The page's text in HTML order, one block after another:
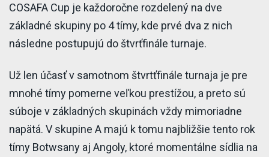
COSAFA Cup je každoročne rozdelený na dve
základné skupiny po 4 tímy, kde prvé dva z nich
následne postupujú do štvrťfinále turnaje.
Už len účasť v samotnom štvrtťfinále turnaja je pre
mnohé tímy pomerne veľkou prestížou, a preto sú
súboje v základných skupinách vždy mimoriadne
napätá. V skupine A majú k tomu najbližšie tento rok
tímy Botwsany aj Angoly, ktoré momentálne sídlia na